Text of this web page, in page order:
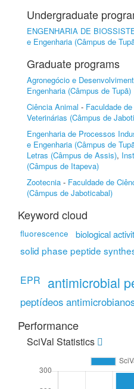
Undergraduate
ENGENHARIA DE
e Engenharia (Câmpus de
Graduate programs
Agronegócio e
Engenharia (Câmpus de Tupã)
Ciência Animal - Faculdade
Veterinárias (Câmpus de
Engenharia de Processos
e Engenharia (Câmpus de
Letras (Câmpus de Assis),
(Câmpus de Itapeva)
Zootecnia - Faculdade de
(Câmpus de Jaboticabal)
Keyword cloud
fluorescence biological
solid phase peptide
EPR antimicrobial
peptídeos
Performance
SciVal Statistics